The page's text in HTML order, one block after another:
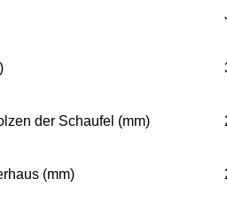
der Schaufel (mm)
(mm)